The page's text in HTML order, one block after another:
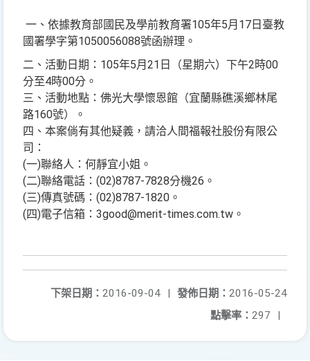
一、依據教育部國民及學前教育署105年5月17日臺教
國署學字第1050056088號函辦理。
二、活動日期：105年5月21日（星期六）下午2時00
分至4時00分。
三、活動地點：佛光大學懷恩館（宜蘭縣礁溪鄉林尾
路160號）。
四、本案倘有其他疑義，請洽人間福報社股份有限公
司：
(一)聯絡人：何靜宜小姐。
(二)聯絡電話：(02)8787-7828分機26。
(三)傳真號碼：(02)8787-1820。
(四)電子信箱：3good@merit-times.com.tw。
發佈日期： 2016-05-24
下架日期： 2016-09-04
|
點擊率： 297 |